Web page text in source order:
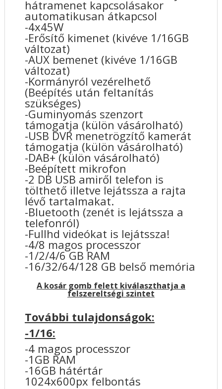
hátramenet kapcsolásakor
automatikusan átkapcsol
-4x45W
-Erősítő kimenet (kivéve 1/16GB
változat)
-AUX bemenet (kivéve 1/16GB
változat)
-Kormányról vezérelhető
(Beépítés után feltanítás
szükséges)
-Guminyomás szenzort
támogatja (külön vásárolható)
-USB DVR menetrögzítő kamerát
támogatja (külön vásárolható)
-DAB+ (külön vásárolható)
-Beépített mikrofon
-2 DB USB amiről telefon is
tölthető illetve lejátssza a rajta
lévő tartalmakat.
-Bluetooth (zenét is lejátssza a
telefonról)
-Fullhd videókat is lejátssza!
-4/8 magos processzor
-1/2/4/6 GB RAM
-16/32/64/128 GB belső memória
A kosár gomb felett kiválaszthatja a
felszereltségi szintet
További tulajdonságok:
-1/16:
-4 magos processzor
-1GB RAM
-16GB hátértár
1024x600px felbontás